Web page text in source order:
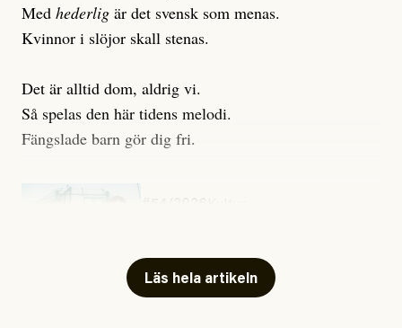
Med hederlig är det svensk som menas.
Kvinnor i slöjor skall stenas.
Det är alltid dom, aldrig vi.
Så spelas den här tidens melodi.
Fängslade barn gör dig fri.
Läs hela artikeln